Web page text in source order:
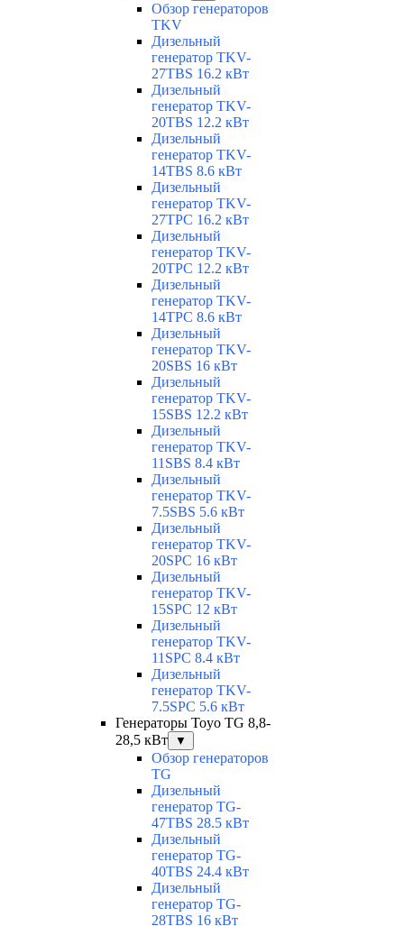
Обзор генераторов
TKV
Дизельный
генератор TKV-
27TBS 16.2 кВт
Дизельный
генератор TKV-
20TBS 12.2 кВт
Дизельный
генератор TKV-
14TBS 8.6 кВт
Дизельный
генератор TKV-
27TPC 16.2 кВт
Дизельный
генератор TKV-
20TPC 12.2 кВт
Дизельный
генератор TKV-
14TPC 8.6 кВт
Дизельный
генератор TKV-
20SBS 16 кВт
Дизельный
генератор TKV-
15SBS 12.2 кВт
Дизельный
генератор TKV-
11SBS 8.4 кВт
Дизельный
генератор TKV-
7.5SBS 5.6 кВт
Дизельный
генератор TKV-
20SPC 16 кВт
Дизельный
генератор TKV-
15SPC 12 кВт
Дизельный
генератор TKV-
11SPC 8.4 кВт
Дизельный
генератор TKV-
7.5SPC 5.6 кВт
Генераторы Toyo TG 8,8-
28,5 кВт
▼
Обзор генераторов
TG
Дизельный
генератор TG-
47TBS 28.5 кВт
Дизельный
генератор TG-
40TBS 24.4 кВт
Дизельный
генератор TG-
28TBS 16 кВт